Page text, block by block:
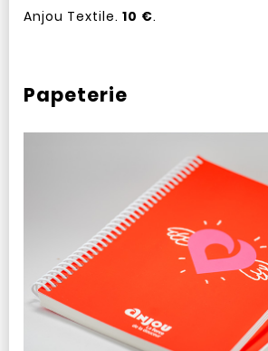
Anjou Textile. 10 €.
Papeterie